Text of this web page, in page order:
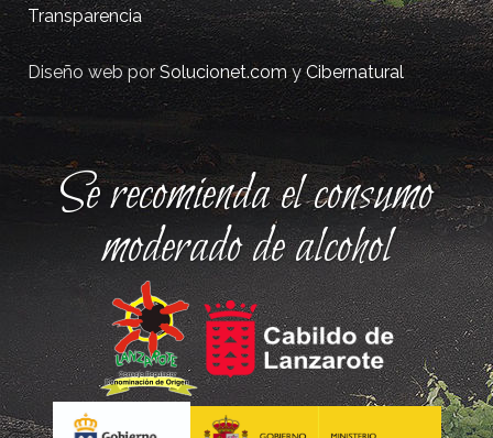
Transparencia
Diseño web porSolucionet.comyCibernatural
Se recomienda el consumo
moderado de alcohol